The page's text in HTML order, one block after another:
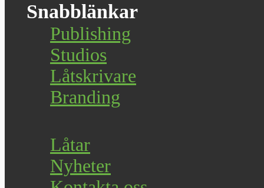
Snabblänkar
Publishing
Studios
Låtskrivare
Branding
Låtar
Nyheter